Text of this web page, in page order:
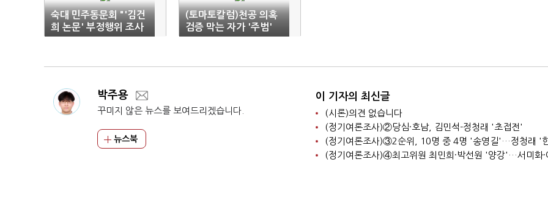
숙대 민주동문회 "'김건
희 논문' 부정행위 조사
과정 공개하라"
(토마토칼럼)천공 의혹
검증 막는 자가 '주범'
박주용
꾸미지 않은 뉴스를 보여드리겠습니다.
뉴스북
이 기자의 최신글
(시론)의견 없습니다
(정기여론조사)②당심·호남, 김민석-정청래 '초접전'